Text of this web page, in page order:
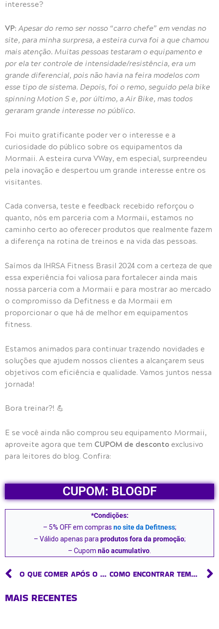
interesse?
VP: Apesar do remo ser nosso “carro chefe” em vendas no
site, para minha surpresa, a esteira curva foi a que chamou
mais atenção. Muitas pessoas testaram o equipamento e
por ela ter controle de intensidade/resistência, era um
grande diferencial, pois não havia na feira modelos com
esse tipo de sistema. Depois, foi o remo, seguido pela bike
spinning Motion S e, por último, a Air Bike, mas todos
geraram grande interesse no público.
Foi muito gratificante poder ver o interesse e a
curiosidade do público sobre os equipamentos da
Mormaii. A esteira curva VWay, em especial, surpreendeu
pela inovação e despertou um grande interesse entre os
visitantes.
Cada conversa, teste e feedback recebido reforçou o
quanto, nós em parceria com a Mormaii, estamos no
caminho certo ao oferecer produtos que realmente fazem
a diferença na rotina de treinos e na vida das pessoas.
Saímos da IHRSA Fitness Brasil 2024 com a certeza de que
essa experiência foi valiosa para fortalecer ainda mais
nossa parceria com a Mormaii e para mostrar ao mercado
o compromisso da Defitness e da Mormaii em
proporcionar o que há de melhor em equipamentos
fitness.
Estamos animados para continuar trazendo novidades e
soluções que ajudem nossos clientes a alcançarem seus
objetivos com eficiência e qualidade. Vamos juntos nessa
jornada!
Bora treinar?! 💪
E se você ainda não comprou seu equipamento Mormaii,
aproveite agora que tem CUPOM de desconto exclusivo
para leitores do blog. Confira:
CUPOM: BLOGDF
*Condições:
– 5% OFF em compras no site da Defitness;
– Válido apenas para produtos fora da promoção;
– Cupom não acumulativo
Prev O QUE COMER APÓS O TREINO? COMO ENCONTRAR TEMPO PARA ATIVIDADE FÍSICA NO DIA A DIA
MAIS RECENTES